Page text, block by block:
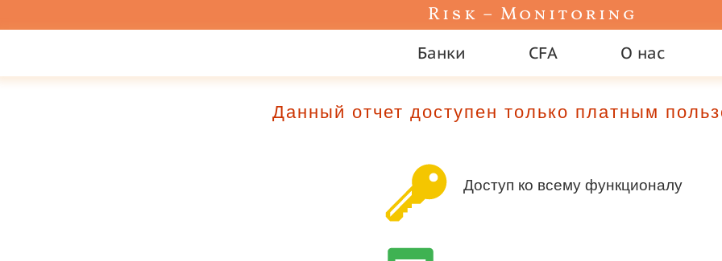
Risk – Monitoring
Банки CFA О нас
Данный отчет доступен только платным
Доступ ко всему функционалу